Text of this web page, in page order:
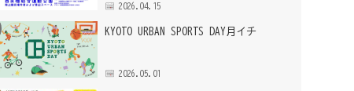
2026.04.15
KYOTO URBAN SPORTS DAY月イチ
2026.05.01